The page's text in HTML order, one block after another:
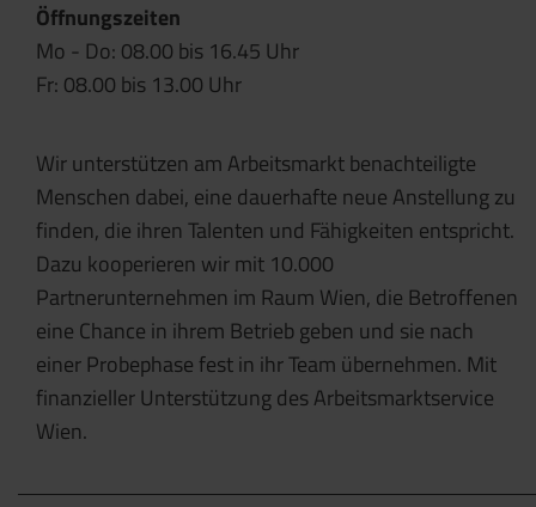
Öffnungszeiten
Mo - Do: 08.00 bis 16.45 Uhr
Fr: 08.00 bis 13.00 Uhr
Wir unterstützen am Arbeitsmarkt benachteiligte
Menschen dabei, eine dauerhafte neue Anstellung zu
finden, die ihren Talenten und Fähigkeiten entspricht.
Dazu kooperieren wir mit 10.000
Partnerunternehmen im Raum Wien, die Betroffenen
eine Chance in ihrem Betrieb geben und sie nach
einer Probephase fest in ihr Team übernehmen. Mit
finanzieller Unterstützung des Arbeitsmarktservice
Wien.